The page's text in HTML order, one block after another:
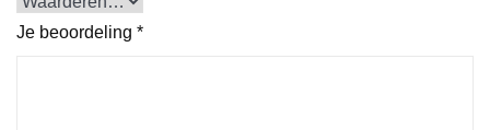
Je beoordeling *